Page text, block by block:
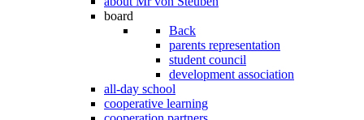
board
Back
parents representation
student council
development association
all-day school
cooperative learning